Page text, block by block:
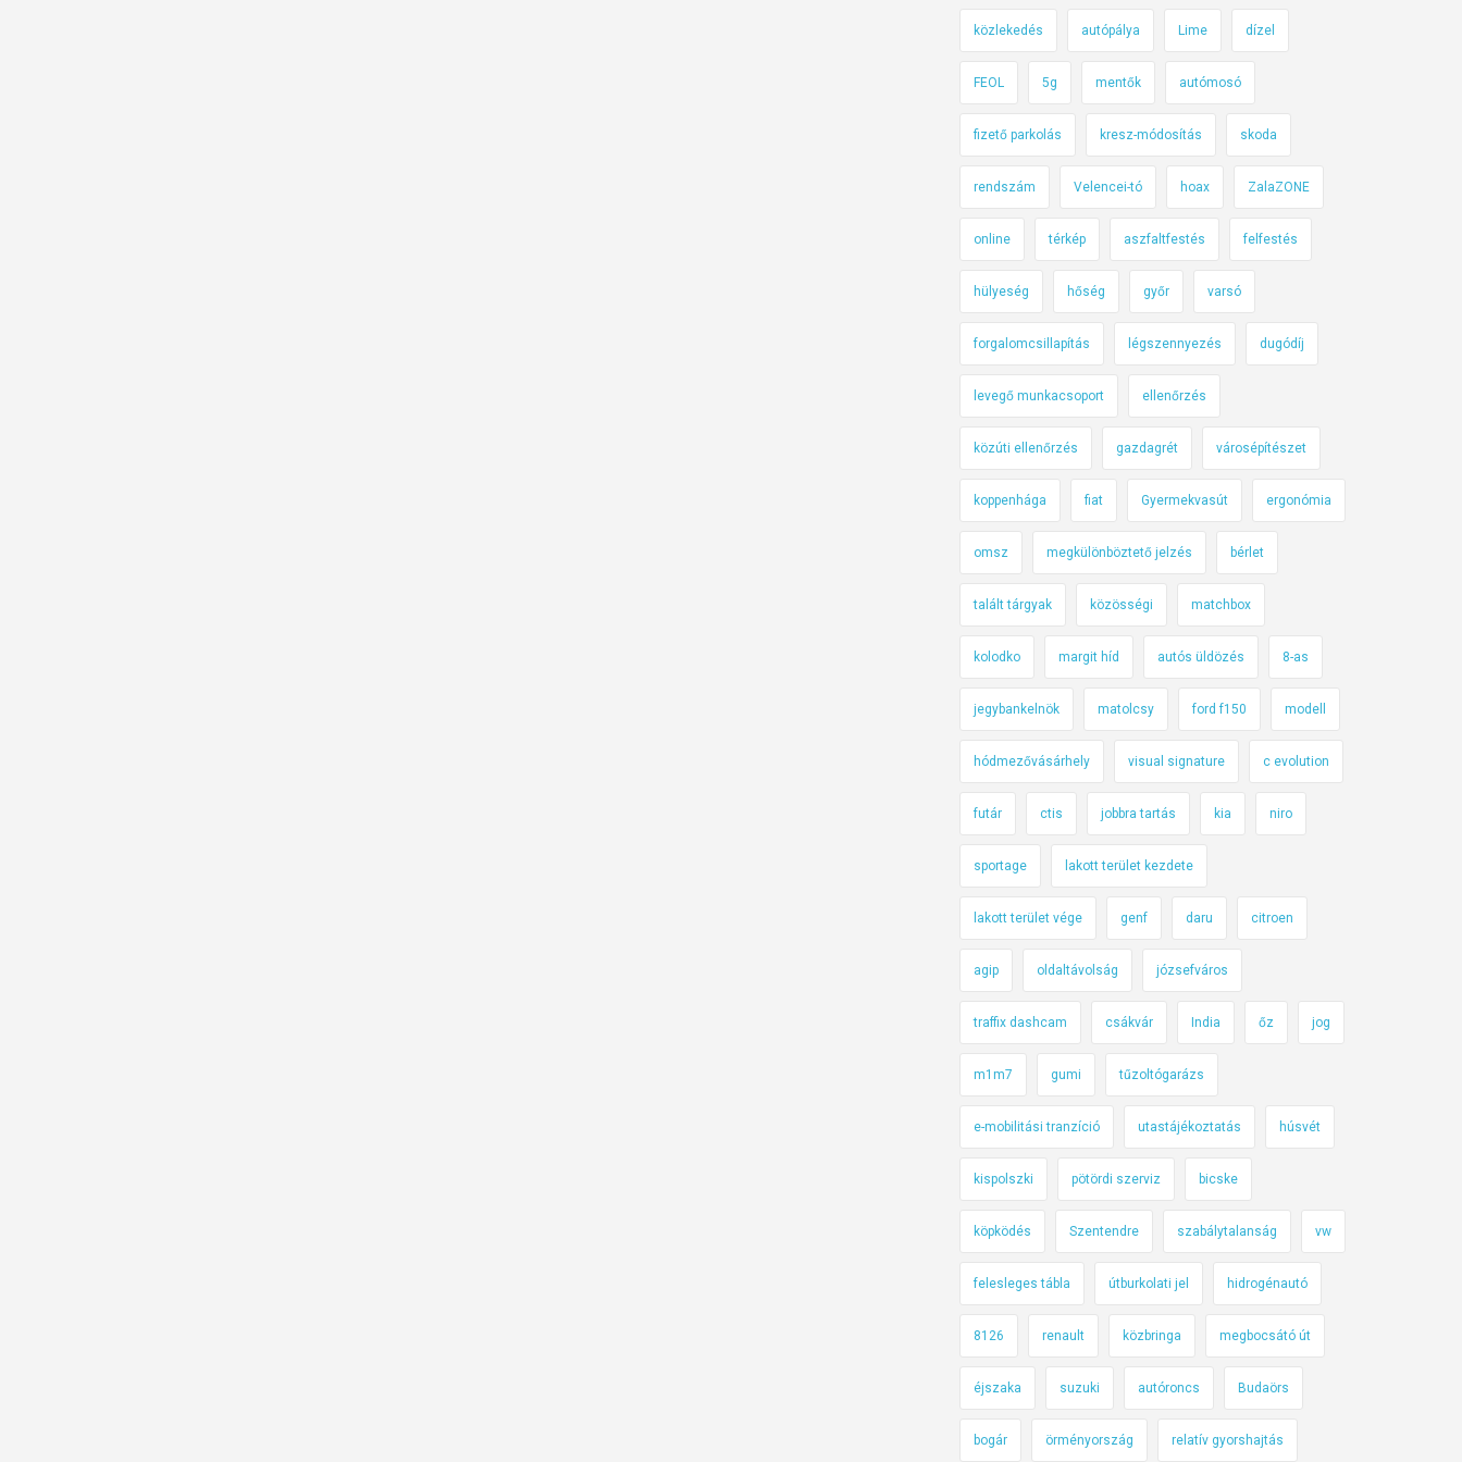
közlekedés autópálya Lime dízel
FEOL 5g mentők autómosó
fizető parkolás kresz-módosítás skoda
rendszám Velencei-tó hoax ZalaZONE
online térkép aszfaltfestés felfestés
hülyeség hőség győr varsó
forgalomcsillapítás légszennyezés dugódíj
levegő munkacsoport ellenőrzés
közúti ellenőrzés gazdagrét városépítészet
koppenhága fiat Gyermekvasút ergonómia
omsz megkülönböztető jelzés bérlet
talált tárgyak közösségi matchbox
kolodko margit híd autós üldözés 8-as
jegybankelnök matolcsy ford f150 modell
hódmezővásárhely visual signature c evolution
futár ctis jobbra tartás kia niro
sportage lakott terület kezdete
lakott terület vége genf daru citroen
agip oldaltávolság józsefváros
traffix dashcam csákvár India őz jog
m1m7 gumi tűzoltógarázs
e-mobilitási tranzíció utastájékoztatás húsvét
kispolszki pötördi szerviz bicske
köpködés Szentendre szabálytalanság vw
felesleges tábla útburkolati jel hidrogénautó
8126 renault közbringa megbocsátó út
éjszaka suzuki autóroncs Budaörs
bogár örményország relatív gyorshajtás